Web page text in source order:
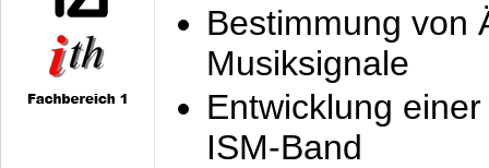
Bestimmung von
Musiksignale
Entwicklung
ISM-Band